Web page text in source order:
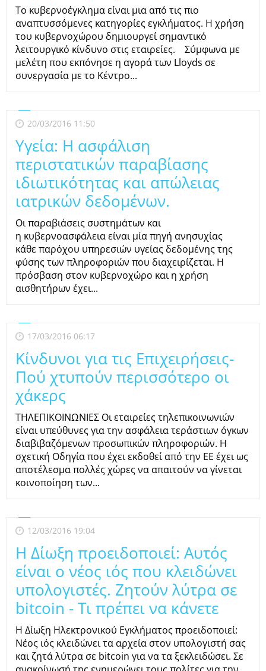
Το κυβερνοέγκλημα είναι μια από τις πιο
αναπτυσσόμενες κατηγορίες εγκλήματος. Η χρήση
του κυβερνοχώρου δημιουργεί σημαντικό
λειτουργικό κίνδυνο στις εταιρείες. Σύμφωνα με
μελέτη που εκπόνησε η αγορά των Lloyds σε
συνεργασία με το Κέντρο...
20/03/2016 11:50
Υγεία: Η ασφάλιση
περιστατικών παραβίασης
ιδιωτικότητας και απώλειας
ιατρικών δεδομένων.
Οι παραβιάσεις συστημάτων και
η κυβερνοασφάλεια είναι μία πηγή ανησυχίας
κάθε παρόχου υπηρεσιών υγείας δεδομένης της
φύσης των πληροφοριών που διαχειρίζεται. Η
πρόσβαση στον κυβερνοχώρο και η χρήση
αισθητήρων έχει...
17/03/2016 06:17
Κίνδυνοι για τις Επιχειρήσεις-
Πού χτυπούν περισσότερο οι
χάκερς
ΤΗΛΕΠΙΚΟΙΝΩΝΙΕΣ Οι εταιρείες τηλεπικοινωνιών
είναι υπεύθυνες για την ασφάλεια τεράστιων όγκων
διαβιβαζόμενων προσωπικών πληροφοριών. Η
σχετική Οδηγία που έχει εκδοθεί από την ΕΕ έχει ως
αποτέλεσμα πολλές χώρες να απαιτούν να γίνεται
κοινοποίηση των...
12/03/2016 19:04
Η Δίωξη προειδοποιεί: Αυτός
είναι ο νέος ιός που κλειδώνει
υπολογιστές. Ζητούν λύτρα σε
bitcoin - Τι πρέπει να κάνετε
Η Δίωξη Ηλεκτρονικού Εγκλήματος προειδοποιεί:
Νέος ιός κλειδώνει τα αρχεία στον υπολογιστή σας
και ζητά λύτρα σε bitcoin για να τα ξεκλειδώσει. Σε